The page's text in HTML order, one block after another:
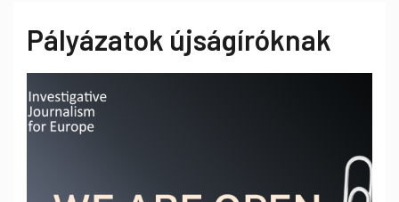
Pályázatok újságíróknak